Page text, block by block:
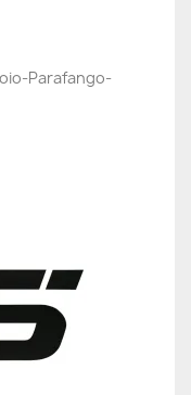
Parafango-